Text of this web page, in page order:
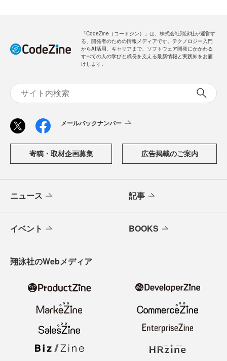
「CodeZine（コードジン）」は、株式会社翔泳社が運営す
る、開発者のための情報メディアです。テクノロジー入門
からAI活用、キャリアまで、ソフトウェア開発にかかわる
すべての人の学びと成長を支える最新情報と実践知をお届
けします。
メールバックナンバー
寄稿・取材企画募集 広告掲載のご案内
ニュース 記事
イベント BOOKS
翔泳社のWebメディア